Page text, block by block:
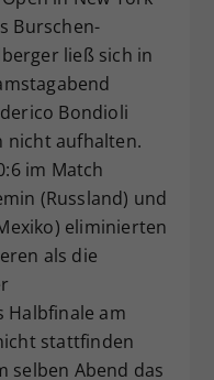
Burschen-
ließ sich in
Bondioli
nicht aufhalten.
im Match
(Russland) und
eliminierten
als die
Halbfinale am
stattfinden
selben Abend das
Ihre Consent-
anderem eine
ID, für die
Ihrer
falls der
dies eingestellt